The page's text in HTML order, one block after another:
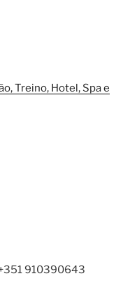
Treino, Hotel, Spa e
910390643